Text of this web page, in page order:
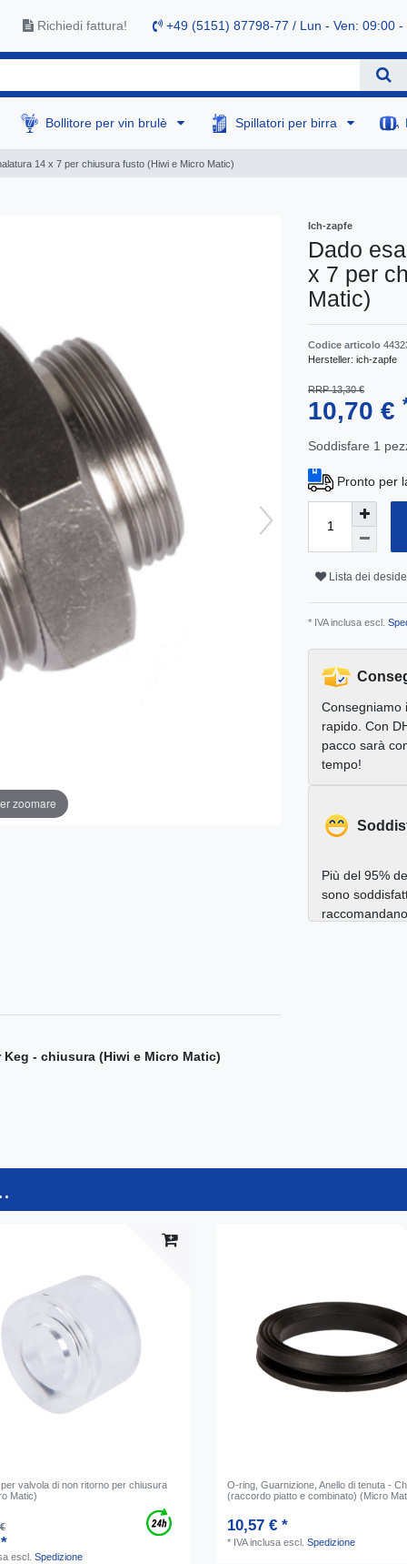
Richiedi fattura! +49 (5151) 87798-77 / Lun - Ven: 09:00 -
Bollitore per vin brulè Spillatori per birra
14 x 7 per chiusura fusto (Hiwi e Micro Matic)
zoomare
- chiusura (Hiwi e Micro Matic)
Ich-zapfe
Dado
x 7 per
Matic)
Codice articolo
Hersteller: ich-zapfe
RRP 13,30 €
10,70 €
Soddisfare 1
Pronto per
Lista dei
* IVA inclusa escl.
Consegniamo
rapido. Con
pacco sarà
tempo!
Più del 95%
sono
valvola di non ritorno per chiusura
Matic)
escl.Spedizione
O-ring, Guarnizione, Anello di tenuta -
(raccordo piatto e combinato) (Micro
10,57 € *
* IVA inclusa escl.Spedizione